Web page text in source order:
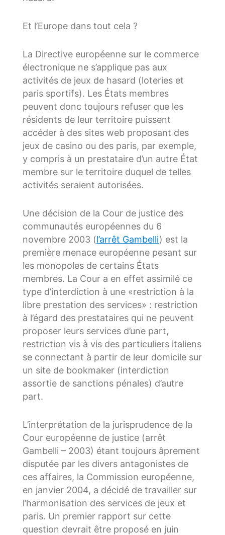
Et l’Europe dans tout cela ?
La Directive européenne sur le commerce
électronique ne s’applique pas aux
activités de jeux de hasard (loteries et
paris sportifs). Les États membres
peuvent donc toujours refuser que les
résidents de leur territoire puissent
accéder à des sites web proposant des
jeux de casino ou des paris, par exemple,
y compris à un prestataire d’un autre État
membre sur le territoire duquel de telles
activités seraient autorisées.
Une décision de la Cour de justice des
communautés européennes du 6
novembre 2003 (l’arrêt Gambelli) est la
première menace européenne pesant sur
les monopoles de certains États
membres. La Cour a en effet assimilé ce
type d’interdiction à une «restriction à la
libre prestation des services» : restriction
à l’égard des prestataires qui ne peuvent
proposer leurs services d’une part,
restriction vis à vis des particuliers italiens
se connectant à partir de leur domicile sur
un site de bookmaker (interdiction
assortie de sanctions pénales) d’autre
part.
L’interprétation de la jurisprudence de la
Cour européenne de justice (arrêt
Gambelli – 2003) étant toujours âprement
disputée par les divers antagonistes de
ces affaires, la Commission européenne,
en janvier 2004, a décidé de travailler sur
l’harmonisation des services de jeux et
paris. Un premier rapport sur cette
question devrait être proposé en juin